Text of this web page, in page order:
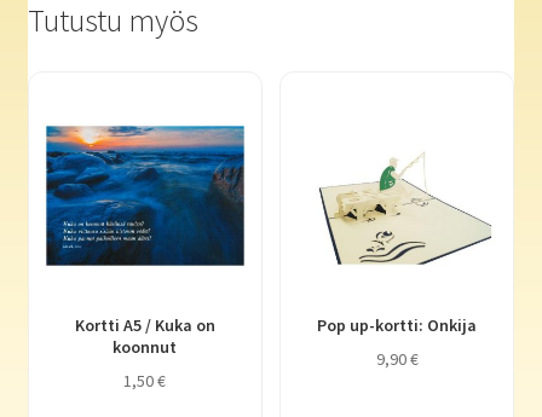
Tutustu myös
Kortti A5 / Kuka on
koonnut
1,50€
Pop up-kortti: Onkija
9,90€